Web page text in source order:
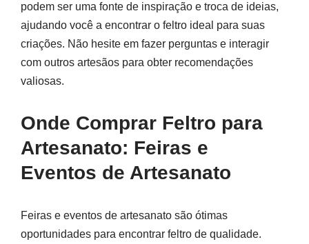
podem ser uma fonte de inspiração e troca de ideias,
ajudando você a encontrar o feltro ideal para suas
criações. Não hesite em fazer perguntas e interagir
com outros artesãos para obter recomendações
valiosas.
Onde Comprar Feltro para
Artesanato: Feiras e
Eventos de Artesanato
Feiras e eventos de artesanato são ótimas
oportunidades para encontrar feltro de qualidade.